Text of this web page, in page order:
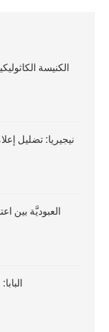
الكنيسة
نيجيريا: تضليل
العبوديَّة بين